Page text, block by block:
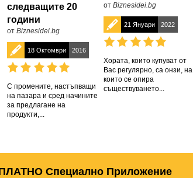
следващите 20
години
от Biznesidei.bg
18 Октомври 2016
С промените, настъпващи
на пазара и сред начините
за предлагане на
продукти,...
от Biznesidei.bg
21 Януари 2022
Хората, които купуват от
Вас регулярно, са онзи, на
които се опира
съществуването...
Специално Приложение